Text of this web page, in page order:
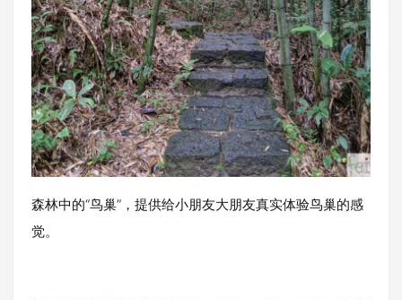
森林中的“鸟巢”，提供给小朋友大朋友真实体验鸟巢的感
觉。